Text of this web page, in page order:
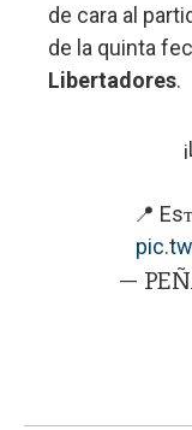
de cara al
de la quinta
Libertadores.
📍
—